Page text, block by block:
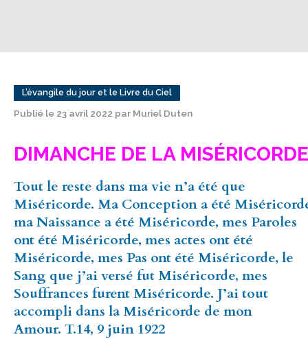
L’évangile du jour et le Livre du Ciel
Publié le 23 avril 2022 par Muriel Duten
DIMANCHE DE LA
Tout le reste dans ma vie n’a été que
Miséricorde. Ma Conception a été
ma Naissance a été Miséricorde, mes Paroles
ont été Miséricorde, mes actes ont été
Miséricorde, mes Pas ont été Miséricorde, le
Sang que j’ai versé fut Miséricorde, mes
Souffrances furent Miséricorde. J’ai tout
accompli dans la Miséricorde de mon
Amour. T.14, 9 juin 1922